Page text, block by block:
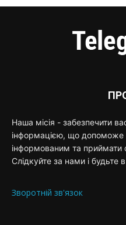
Наша місія - забезпечити
інформацією, що допоможе
інформованим та приймати
Слідкуйте за нами і будьте в
Зворотній зв'язок